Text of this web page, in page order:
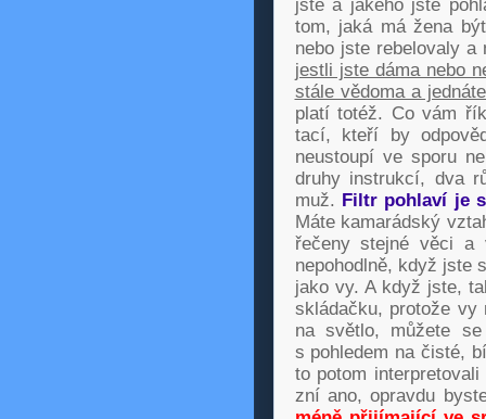
jste a jakého jste
tom, jaká má žena
nebo jste rebelovaly
jestli jste dáma nebo
stále vědoma a
platí totéž. Co vám
tací, kteří by
neustoupí ve sporu
druhy instrukcí, dva
muž. Filtr pohlaví je
Máte kamarádský
řečeny stejné věci
nepohodlně, když jste
jako vy. A když jste,
skládačku, protože
na světlo, můžete
s pohledem na čisté,
to potom
zní ano, opravdu